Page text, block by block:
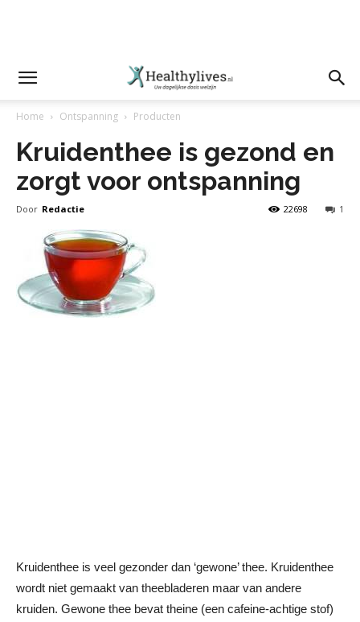
Home Ontspanning Producten
Kruidenthee is gezond en
zorgt voor ontspanning
Door Redactie 1
22698
Kruidenthee is veel gezonder dan ‘gewone’ thee. Kruidenthee
wordt niet gemaakt van theebladeren maar van andere
kruiden. Gewone thee bevat theine (een cafeine-achtige stof)